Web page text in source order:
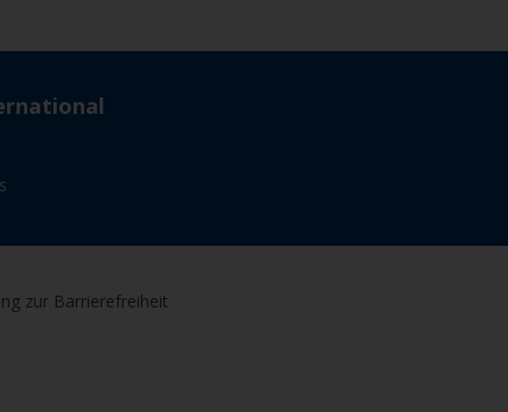
zur Barrierefreiheit